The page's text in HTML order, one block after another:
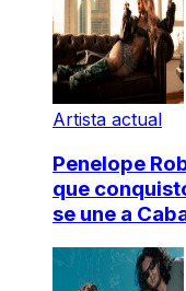
Artista actual
Penelope
que
se une a